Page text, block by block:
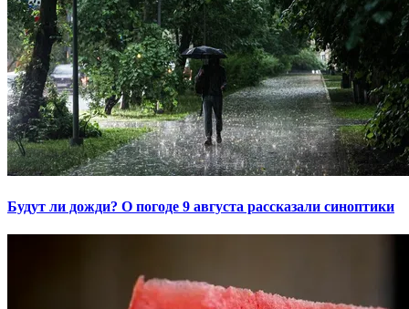
Будут ли дожди? О погоде 9 августа рассказали синоптики